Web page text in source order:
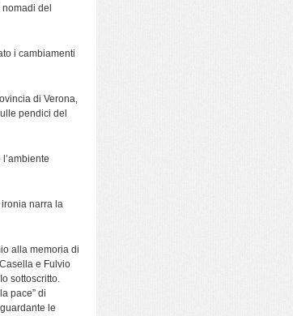
del
i cambiamenti
di Verona,
pendici del
ironia narra la
alla memoria di
e Fulvio
sottoscritto.
pace” di
le